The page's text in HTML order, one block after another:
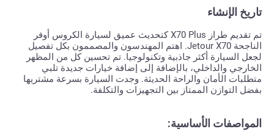
تاريخ الإنشاء
تم تقديم طراز X70 Plus كتحديث عميق لسيارة الكروس أوفر
الناجحة Jetour X70. اهتم المهندسون والمصممون بكل تفصيل
لجعل السيارة أكثر جاذبية وتكنولوجيا. تم تحسين كل من المظهر
الخارجي والداخلي، بالإضافة إلى إضافة خيارات جديدة تلبي
متطلبات الأمان والراحة الحديثة. وجدت السيارة بسرعة مشتريها
بفضل التوازن الممتاز بين التجهيزات والتكلفة.
المواصفات الأساسية: